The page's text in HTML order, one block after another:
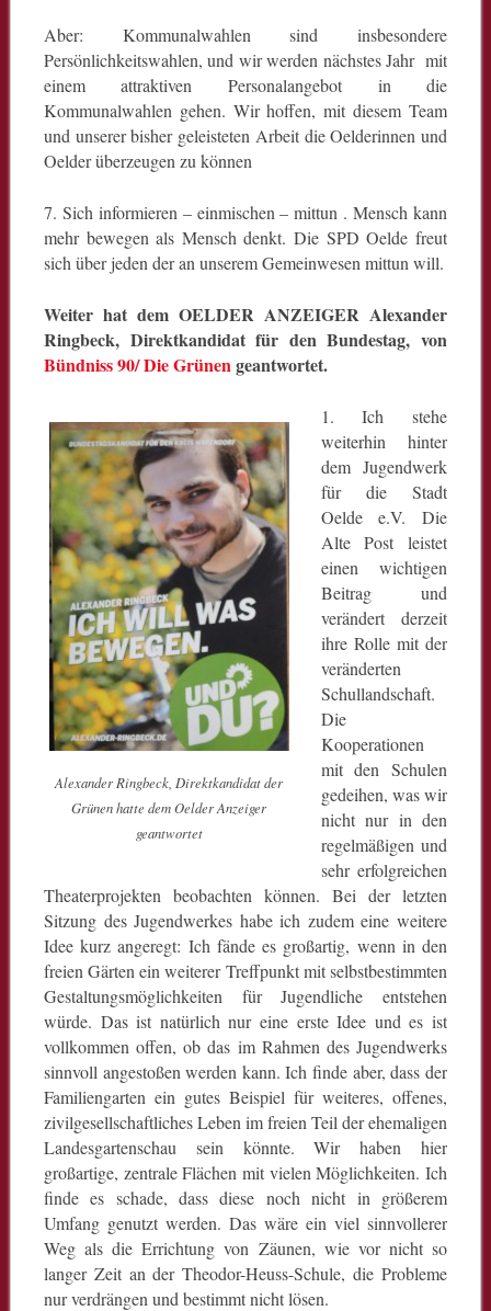
Aber: Kommunalwahlen sind insbesondere
Persönlichkeitswahlen, und wir werden nächstes Jahr mit
einem attraktiven Personalangebot in die
Kommunalwahlen gehen. Wir hoffen, mit diesem Team
und unserer bisher geleisteten Arbeit die Oelderinnen und
Oelder überzeugen zu können
7. Sich informieren – einmischen – mittun . Mensch kann
mehr bewegen als Mensch denkt. Die SPD Oelde freut
sich über jeden der an unserem Gemeinwesen mittun will.
Weiter hat dem OELDER ANZEIGER Alexander
Ringbeck, Direktkandidat für den Bundestag, von
Bündniss 90/ Die Grünengeantwortet.
Alexander Ringbeck, Direktkandidat der
Grünen hatte dem Oelder Anzeiger
geantwortet
1. Ich stehe
weiterhin hinter
dem Jugendwerk
für die Stadt
Oelde e.V. Die
Alte Post leistet
einen wichtigen
Beitrag und
verändert derzeit
ihre Rolle mit der
veränderten
Schullandschaft.
Die
Kooperationen
mit den Schulen
gedeihen, was wir
nicht nur in den
regelmäßigen und
sehr erfolgreichen
Theaterprojekten beobachten können. Bei der letzten
Sitzung des Jugendwerkes habe ich zudem eine weitere
Idee kurz angeregt: Ich fände es großartig, wenn in den
freien Gärten ein weiterer Treffpunkt mit selbstbestimmten
Gestaltungsmöglichkeiten für Jugendliche entstehen
würde. Das ist natürlich nur eine erste Idee und es ist
vollkommen offen, ob das im Rahmen des Jugendwerks
sinnvoll angestoßen werden kann. Ich finde aber, dass der
Familiengarten ein gutes Beispiel für weiteres, offenes,
zivilgesellschaftliches Leben im freien Teil der ehemaligen
Landesgartenschau sein könnte. Wir haben hier
großartige, zentrale Flächen mit vielen Möglichkeiten. Ich
finde es schade, dass diese noch nicht in größerem
Umfang genutzt werden. Das wäre ein viel sinnvollerer
Weg als die Errichtung von Zäunen, wie vor nicht so
langer Zeit an der Theodor-Heuss-Schule, die Probleme
nur verdrängen und bestimmt nicht lösen.